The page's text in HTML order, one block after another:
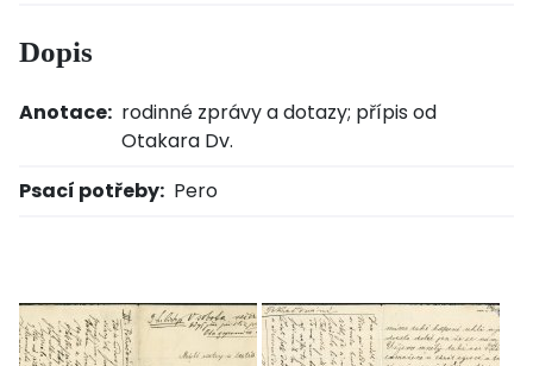
Dopis
Anotace: rodinné zprávy a dotazy; přípis od
Otakara Dv.
Psací potřeby: Pero